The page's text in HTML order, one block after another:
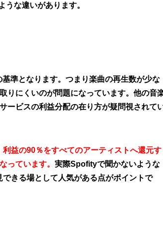
な違いがあります。
準となります。つまり楽曲の再生数が少な
りにくいのが問題になっています。他の音
ービスの利益分配の在り方が疑問視されて
益の90％をすべてのアーティストへ還元す
っています。 実際Spofityで聞かないような
きる場として人気がある点がポイントで